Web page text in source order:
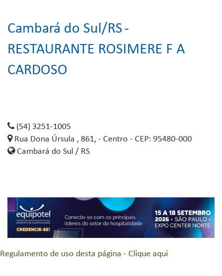
Cambará do Sul/RS-
RESTAURANTE ROSIMERE F A
CARDOSO
(54) 3251-1005
Rua Dona Úrsula , 861, - Centro - CEP: 95480-000
Cambará do Sul / RS
Regulamento de uso desta página - Clique aqui